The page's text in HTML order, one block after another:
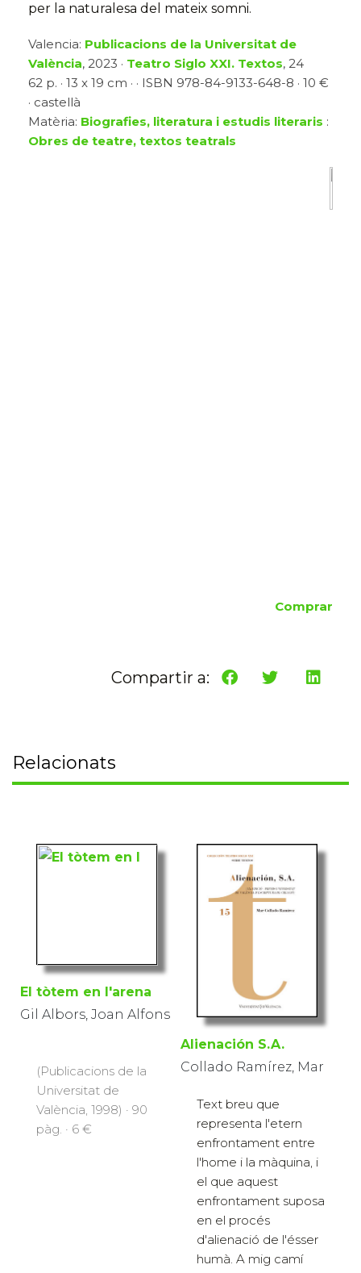
per la naturalesa del mateix somni.
Valencia: Publicacions de la Universitat de
València, 2023 · Teatro Siglo XXI. Textos, 24
62 p. · 13 x 19 cm · · ISBN 978-84-9133-648-8 · 10 €
· castellà
Matèria: Biografies, literatura i estudis literaris :
Obres de teatre, textos teatrals
Comprar
Compartir a:
Relacionats
El tòtem en l'arena
Gil Albors, Joan Alfons
(Publicacions de la
Universitat de
València, 1998) · 90
pàg. · 6 €
Alienación S.A.
Collado Ramírez, Mar
Text breu que
representa l'etern
enfrontament entre
l'home i la màquina, i
el que aquest
enfrontament suposa
en el procés
d'alienació de l'ésser
humà. A mig camí